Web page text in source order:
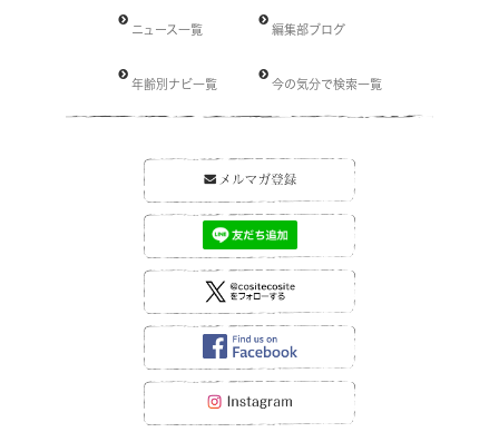
ニュース一覧 編集部ブログ
年齢別ナビ一覧 今の気分で検索一覧